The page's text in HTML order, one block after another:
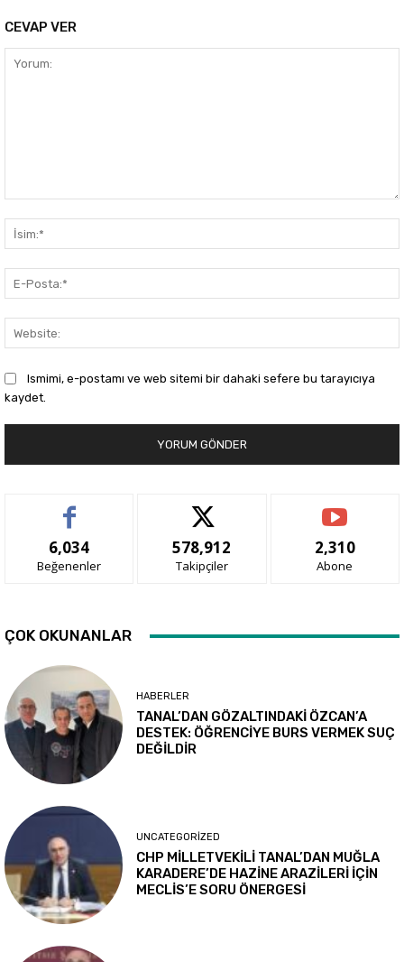
CEVAP VER
Ismimi, e-postamı ve web sitemi bir dahaki sefere bu tarayıcıya
kaydet.
6,034
Beğenenler
578,912
Takipçiler
2,310
Abone
ÇOK OKUNANLAR
HABERLER
TANAL’DAN GÖZALTINDAKİ ÖZCAN’A
DESTEK: ÖĞRENCİYE BURS VERMEK SUÇ
DEĞİLDİR
UNCATEGORIZED
CHP MİLLETVEKİLİ TANAL’DAN MUĞLA
KARADERE’DE HAZİNE ARAZİLERİ İÇİN
MECLİS’E SORU ÖNERGESİ